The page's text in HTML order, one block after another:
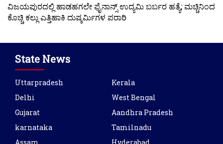
ವಿಜಯಪುರದಲ್ಲಿ ಹಾಡಹಗಲೇ ಫೈನಾನ್ಸ್ ಉದ್ಯಮಿ ಬರ್ಬರ ಹತ್ಯೆ; ಮಚ್ಚಿನಿಂದ
ಕೊಚ್ಚಿ ಕಲ್ಲು ಎತ್ತಿಹಾಕಿ ದುಷ್ಕರ್ಮಿಗಳ ಪರಾರಿ
State News
Uttarpradesh
Delhi
Gujarat
karnataka
Kerala
West Bengal
Aandhra Pradesh
Tamilnadu